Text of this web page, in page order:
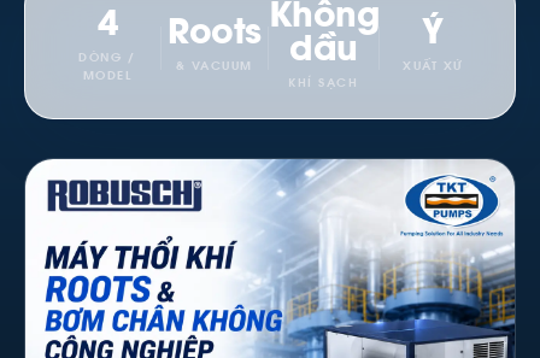
4
DÒNG /
MODEL
Roots
& VACUUM
Không
dầu
KHÍ SẠCH
Ý
XUẤT XỨ